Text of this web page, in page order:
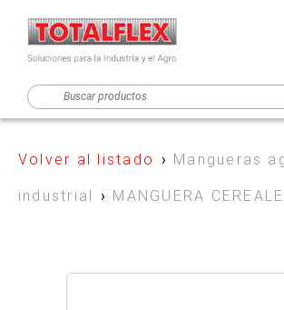
Volver al listado › Mangueras
industrial › MANGUERA